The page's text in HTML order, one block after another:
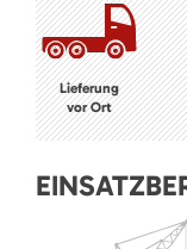
Lieferung
vor Ort